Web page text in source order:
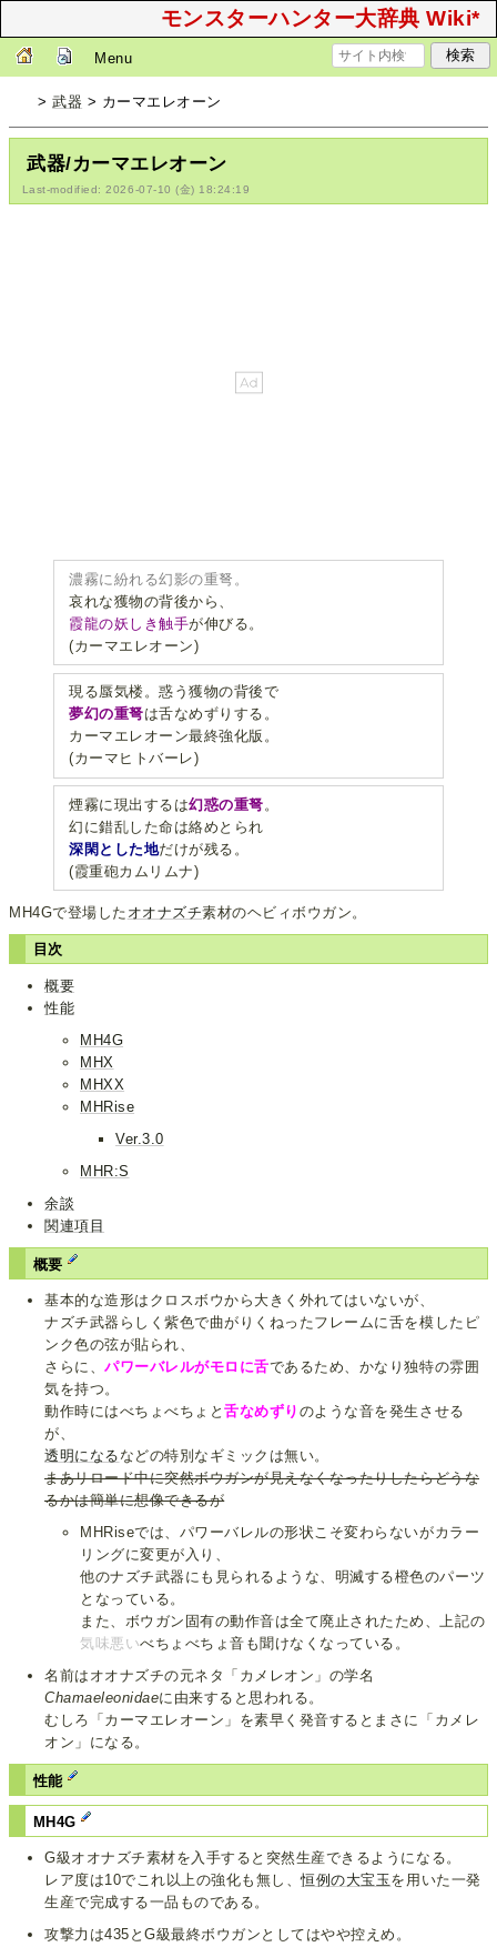
モンスターハンター大辞典 Wiki*
Menu
>武器 > カーマエレオーン
武器/カーマエレオーン
Last-modified: 2026-07-10 (金) 18:24:19
濃霧に紛れる幻影の重弩。
哀れな獲物の背後から、
霞龍の妖しき触手が伸びる。
(カーマエレオーン)
現る蜃気楼。惑う獲物の背後で
夢幻の重弩は舌なめずりする。
カーマエレオーン最終強化版。
(カーマヒトバーレ)
煙霧に現出するは幻惑の重弩 。
幻に錯乱した命は絡めとられ
深閑とした地だけが残る。
(霞重砲カムリムナ)
MH4Gで登場した オオナズチ素材のヘビィボウガン。
目次
概要
性能
MH4G
MHX
MHXX
MHRise
Ver.3.0
MHR:S
余談
関連項目
概要
基本的な造形はクロスボウから大きく外れてはいないが、
ナズチ武器らしく紫色で曲がりくねったフレームに舌を模したピ
ンク色の弦が貼られ、
さらに、パワーバレルがモロに舌であるため、かなり独特の雰囲
気を持つ。
動作時にはべちょべちょと舌なめずり のような音を発生させる
が、
透明になる などの特別なギミックは無い。
まあリロード中に突然ボウガンが見えなくなったりしたらどうな
るかは簡単に想像できるが
MHRiseでは、パワーバレルの形状こそ変わらないがカラー
リングに変更が入り、
他のナズチ武器にも見られるような、明滅する橙色のパーツ
となっている。
また、ボウガン固有の動作音は全て廃止されたため、上記の
気味悪いべちょべちょ音も聞けなくなっている。
名前はオオナズチの元ネタ「カメレオン」の学名
Chamaeleonidaeに由来すると思われる。
むしろ「カーマエレオーン」を素早く発音するとまさに「カメレ
オン」になる。
性能
MH4G
G級オオナズチ素材を入手すると突然生産できるようになる。
レア度は10でこれ以上の強化も無し、恒例の大宝玉を用いた一発
生産で完成する一品ものである。
攻撃力は435とG級最終ボウガンとしてはやや控えめ。